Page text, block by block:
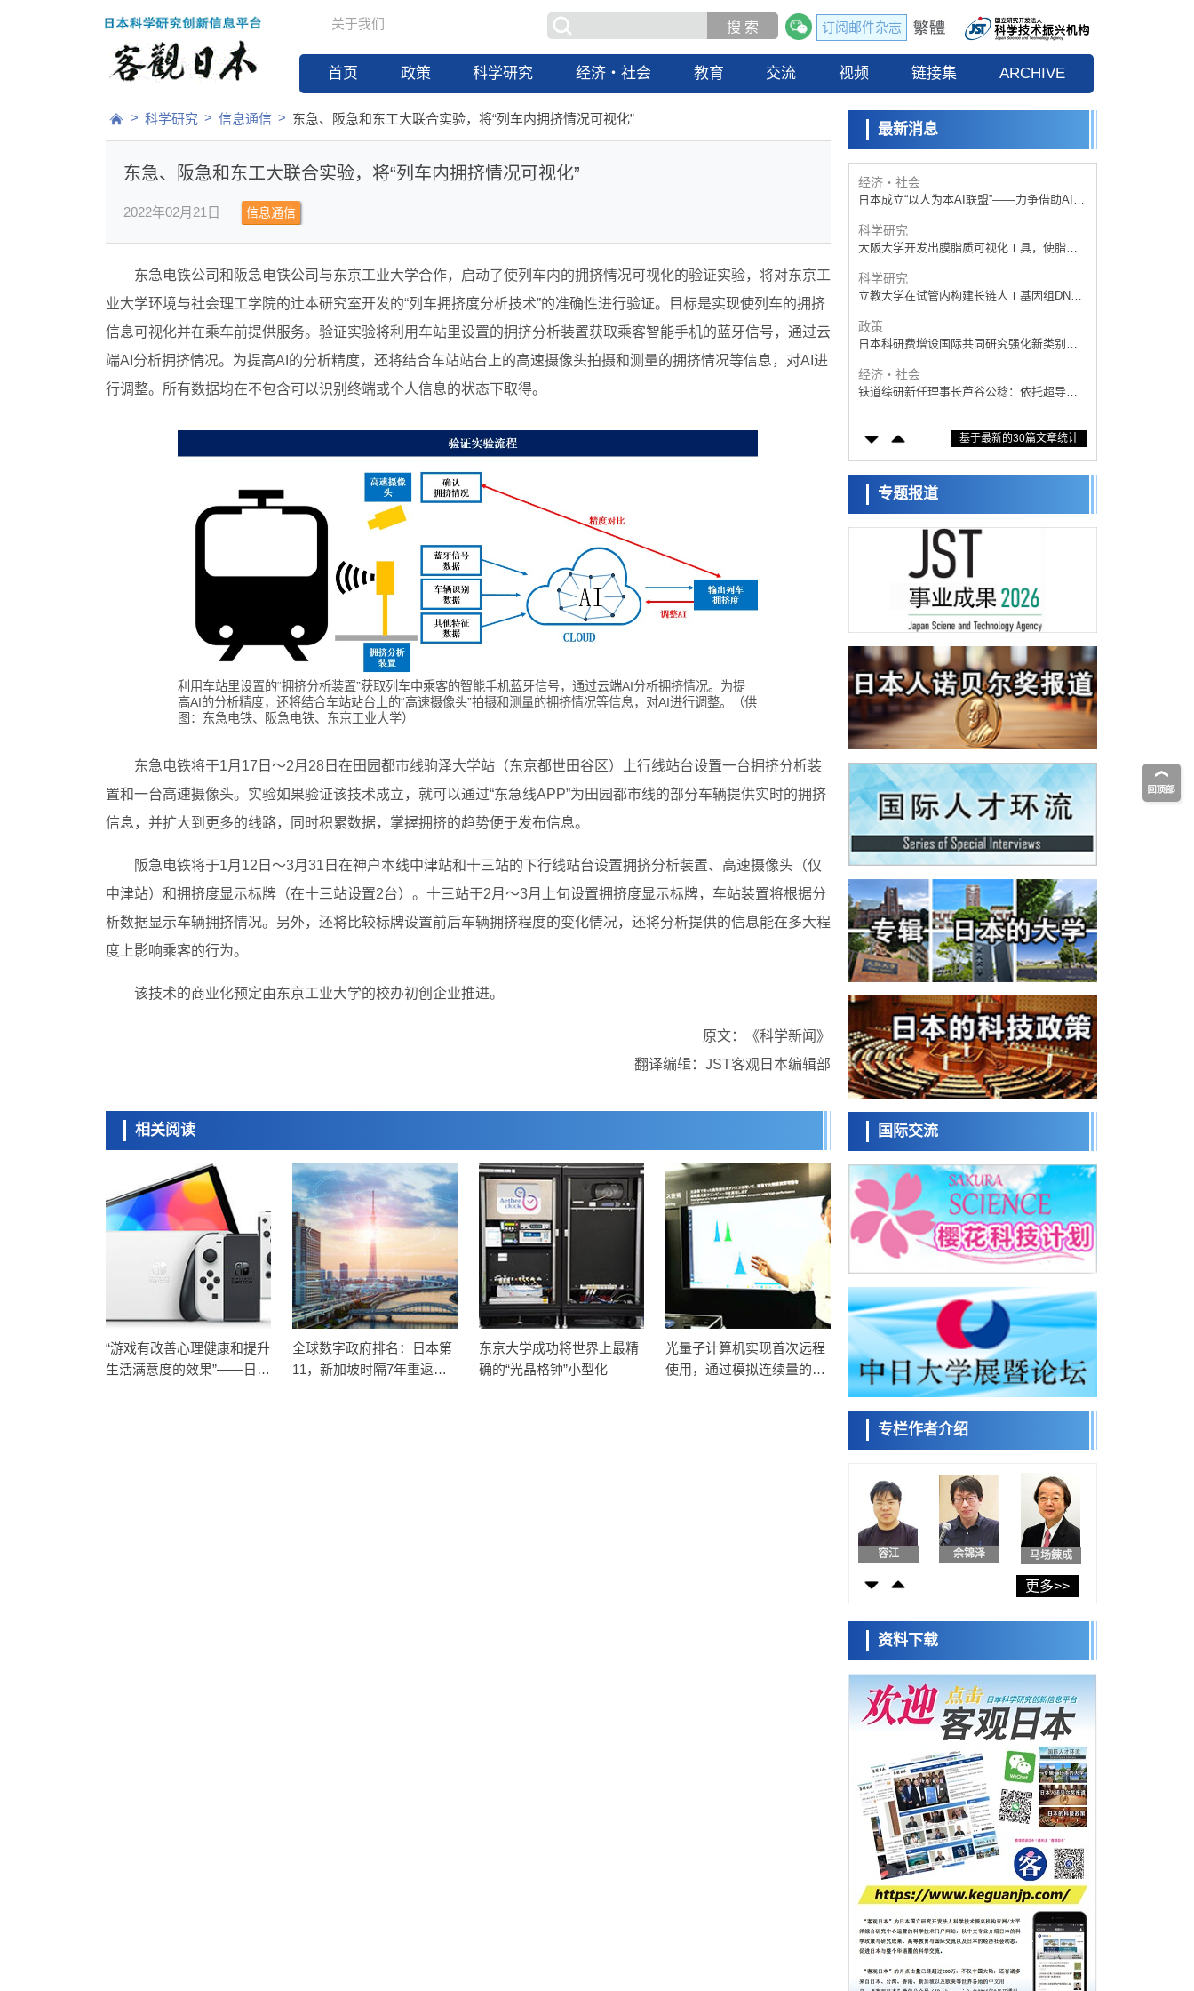
关于我们
首页 政策 科学研究 经济・社会 教育 交流 视频 链接集 ARCHIVE
订阅邮件杂志
> 科学研究 > 信息通信 > 东急、阪急和东工大联合实验，将“列车内拥挤情况可视化”
东急、阪急和东工大联合实验，将“列车内拥挤情况可视化”
2022年02月21日 信息通信
东急电铁公司和阪急电铁公司与东京工业大学合作，启动了使列车内的拥挤情况可视化的验证实验，将对东京工
业大学环境与社会理工学院的辻本研究室开发的“列车拥挤度分析技术”的准确性进行验证。目标是实现使列车的拥挤
信息可视化并在乘车前提供服务。验证实验将利用车站里设置的拥挤分析装置获取乘客智能手机的蓝牙信号，通过云
端AI分析拥挤情况。为提高AI的分析精度，还将结合车站站台上的高速摄像头拍摄和测量的拥挤情况等信息，对AI进
行调整。所有数据均在不包含可以识别终端或个人信息的状态下取得。
利用车站里设置的“拥挤分析装置”获取列车中乘客的智能手机蓝牙信号，通过云端AI分析拥挤情况。为提
高AI的分析精度，还将结合车站站台上的“高速摄像头”拍摄和测量的拥挤情况等信息，对AI进行调整。（供
图：东急电铁、阪急电铁、东京工业大学）
东急电铁将于1月17日～2月28日在田园都市线驹泽大学站（东京都世田谷区）上行线站台设置一台拥挤分析装
置和一台高速摄像头。实验如果验证该技术成立，就可以通过“东急线APP”为田园都市线的部分车辆提供实时的拥挤
信息，并扩大到更多的线路，同时积累数据，掌握拥挤的趋势便于发布信息。
阪急电铁将于1月12日～3月31日在神户本线中津站和十三站的下行线站台设置拥挤分析装置、高速摄像头（仅
中津站）和拥挤度显示标牌（在十三站设置2台）。十三站于2月～3月上旬设置拥挤度显示标牌，车站装置将根据分
析数据显示车辆拥挤情况。另外，还将比较标牌设置前后车辆拥挤程度的变化情况，还将分析提供的信息能在多大程
度上影响乘客的行为。
该技术的商业化预定由东京工业大学的校办初创企业推进。
原文：《科学新闻》
翻译编辑：JST客观日本编辑部
相关阅读
“游戏有改善心理健康和提升
生活满意度的效果”——日本
全球数字政府排名：日本第
11，新加坡时隔7年重返榜
东京大学成功将世界上最精
确的“光晶格钟”小型化
光量子计算机实现首次远程
使用，通过模拟连续量的光
最新消息
政策
日本科研费增设国际共同研究强化新类别，
促进青年研究人员赴海外开展研究
用于量子计算机
科学研究
开发出300亿年仅误差1秒的光晶格钟，构建
网络将其打造为下一代社会基础设施
经济・社会
日本成立“以人为本AI联盟”——力争借助AI拓
科学研究
大阪大学开发出膜脂质可视化工具，使脂质
科学研究
立教大学在试管内构建长链人工基因组DNA
工细胞
政策
日本科研费增设国际共同研究强化新类别，
经济・社会
铁道综研新任理事长芦谷公稔：依托超导和
东京大学通过叶绿体基因组编辑技术强化碳
藤田医科大学等成功鉴定出非结核分枝杆菌
生存的必需基因，首次揭示该基因的必要性
经济・社会
【AI法下篇】如何应对AI的不可控性——中
央大学平野晋教授专访
日本学术会议：为保持土壤健康应采取哪些
措施？探讨土壤保护与强化的具体对策
大阪大学开发基于水氢键网络的温度预测新
方法，AI从分子排列信息中高精度解读
经济・社会
【AI法上篇】如何对“将人生交给AI”保持危机
感——中央大学平野晋教授专访
科学研究
庆应义塾大学阐明脑内“游击手”小胶质细胞包
裹保护受损神经细胞的机制，有望用于开发
阿尔茨海默病等疾病疗法
日本东北大学与横滨橡胶全球首次从纳米尺
度揭示橡胶—黄铜粘接界面劣化抑制机制，
为提升轮胎安全性与耐久性的材料设计开辟
道路
科学研究
近畿大学等发现植物染料“日本茜”的红色成分
可抑制老化与炎症，有望成为新型功能性材
料
科学研究
法，利用超小型GAD67启动子抑制发作
科学研究
九州大学揭示夜间眼压升高机制：两种激素
波动叠加所致
科学研究
东京都产技研采用新手法开发出可稳定工作
至300℃的介电材料，已验证电容器可在汽车
发动机等高温环境下工作
经济・社会
日本生成式AI使用者占比一年内翻倍，但与
中美德仍有较大差距
政策
日本修订首都直下型地震紧急对策：目标为
死亡人数至少减半，重点强化火灾防控
科学研究
福井大学发现细胞记忆过往并抑制反应的机
制，阐明即便DNA相同反应迥异之谜
科学研究
安全性，在转移性尿路上皮癌患者中开展临
床试验
政策
日本发布《令和8年版科学技术与创新白皮
书》，解读第七期基本计划首年度政策方向
科学研究
东京大学发现可诱导细胞死亡的新型信使物
质
科学研究
东京都健康长寿医疗中心跨器官揭示衰老过
程中的糖链变化
科学研究
产总研无需石油利用松脂制备石墨前驱体，
可作为电池电极材料
科学研究
东京大学和海上保安厅等发现南海海槽沿线
政策
日本第2次医疗研究开发调整费，根据一线实
科学研究
千叶大学鉴定出导致难治性疾病“肺高血压症”
恶化的蛋白质“MYL9/12”，会引发血管结构恶
化科学研究
京都大学高效生成光的构成单元“光子”，可应
用于量子计算机
开发出300亿年仅误差1秒的光晶格钟，构建
经济・社会
日本成立“以人为本AI联盟”——力争借助AI拓
展社会公众创造力，依托产学合作推进研发
大阪大学开发出膜脂质可视化工具，使脂质
探针的高效开发成为可能
科学研究
立教大学在试管内构建长链人工基因组DNA
自我复制系统，有望实现携带大量基因的人
工细胞
政策
日本科研费增设国际共同研究强化新类别，
促进青年研究人员赴海外开展研究
科学研究
京都大学高效生成光的构成单元“光子”，可应
用于量子计算机
科学研究
开发出300亿年仅误差1秒的光晶格钟，构建
网络将其打造为下一代社会基础设施
经济・社会
日本成立“以人为本AI联盟”——力争借助AI拓
展社会公众创造力，依托产学合作推进研发
科学研究
大阪大学开发出膜脂质可视化工具，使脂质
基于最新的30篇文章统计
专题报道
国际交流
专栏作者介绍
日本科学未
来馆 科学交
流员
小岩井忠道 泷川 进
容江 余锦泽 马场錬成
日本科学未
流员
泷川 进 戴维
更多>>
资料下载